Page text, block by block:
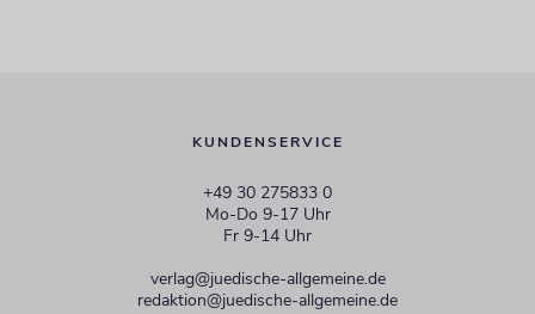
KUNDENSERVICE
+49 30 275833 0
Mo-Do 9-17 Uhr
Fr 9-14 Uhr
verlag@juedische-allgemeine.de
redaktion@juedische-allgemeine.de